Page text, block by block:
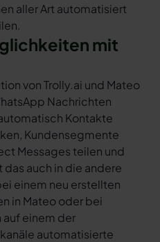
aller Art automatisiert
mit
von Trolly.ai und Mateo
Nachrichten
Kontakte
Kundensegmente
Messages teilen und
auch in die andere
einem neu erstellten
in Mateo oder bei
einem der
automatisierte